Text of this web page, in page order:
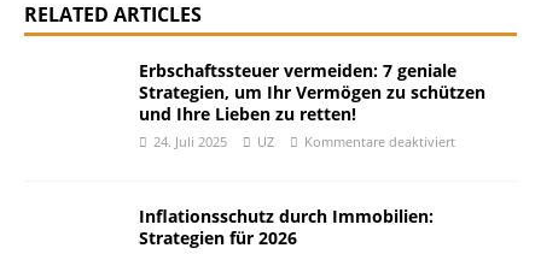
RELATED ARTICLES
Erbschaftssteuer vermeiden: 7 geniale
Strategien, um Ihr Vermögen zu schützen
und Ihre Lieben zu retten!
24. Juli 2025 UZ Kommentare deaktiviert
Inflationsschutz durch Immobilien:
Strategien für 2026